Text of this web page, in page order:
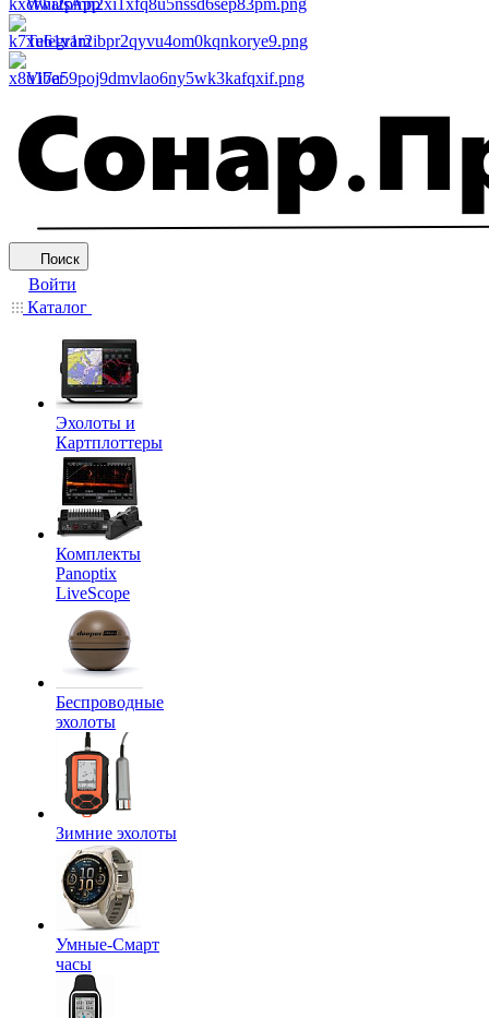
WhatsApp
Telegram
Viber
Поиск
Войти
Каталог
Эхолоты и
Картплоттеры
Комплекты
Panoptix
LiveScope
Беспроводные
эхолоты
Зимние эхолоты
Умные-Смарт
часы